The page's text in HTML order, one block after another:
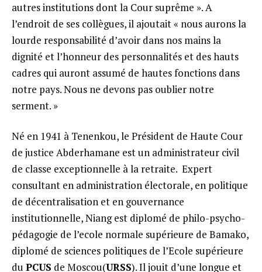
autres institutions dont la Cour suprême ». A
l’endroit de ses collègues, il ajoutait « nous aurons la
lourde responsabilité d’avoir dans nos mains la
dignité et l’honneur des personnalités et des hauts
cadres qui auront assumé de hautes fonctions dans
notre pays. Nous ne devons pas oublier notre
serment. »
Né en 1941 à Tenenkou, le Président de Haute Cour
de justice Abderhamane est un administrateur civil
de classe exceptionnelle à la retraite. Expert
consultant en administration électorale, en politique
de décentralisation et en gouvernance
institutionnelle, Niang est diplomé de philo-psycho-
pédagogie de l’ecole normale supérieure de Bamako,
diplomé de sciences politiques de l’Ecole supérieure
du PCUS de Moscou(URSS). Il jouit d’une longue et